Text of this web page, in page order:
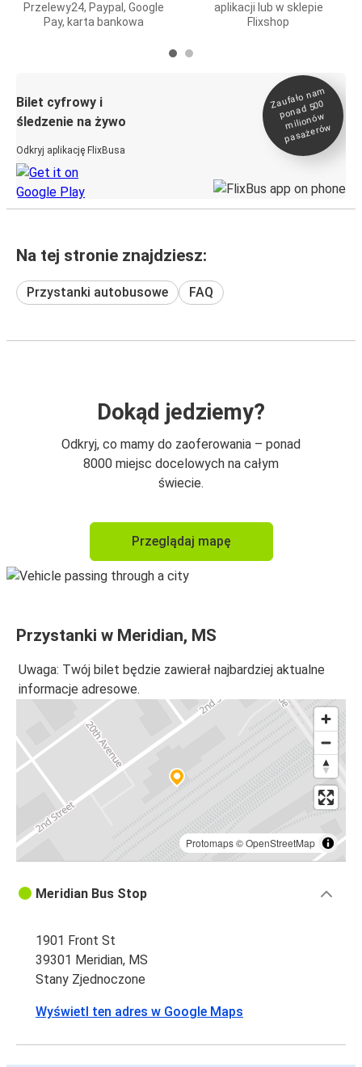
Przelewy24, Paypal, Google
Pay, karta bankowa
aplikacji lub w sklepie
Flixshop
Bilet cyfrowy i
śledzenie na żywo
Odkryj aplikację FlixBusa
Zaufało na
m
ponad 500
milionó
w
pasażeró
w
Na tej stronie znajdziesz:
Przystanki autobusowe FAQ
Dokąd jedziemy?
Odkryj, co mamy do zaoferowania – ponad
8000 miejsc docelowych na całym
świecie.
Przeglądaj mapę
Przystanki w Meridian, MS
Uwaga: Twój bilet będzie zawierał najbardziej aktualne
informacje adresowe.
Protomaps©OpenStreetMap
Meridian Bus Stop
1901 Front St
39301 Meridian, MS
Stany Zjednoczone
Wyświetl ten adres w Google Maps